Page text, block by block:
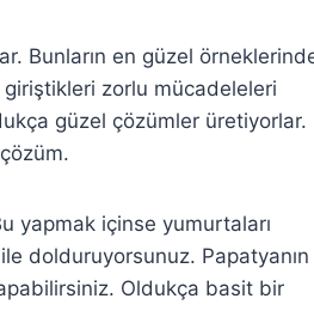
Bunların en güzel
zorlu mücadeleleri
güzel çözümler üretiyorlar.
yapmak içinse yumurtaları
dolduruyorsunuz. Papatyanın
Oldukça basit bir